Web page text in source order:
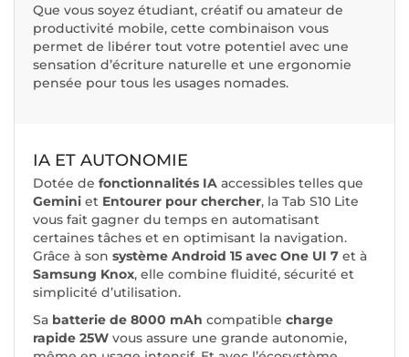
Que vous soyez étudiant, créatif ou amateur de
productivité mobile, cette combinaison vous
permet de libérer tout votre potentiel avec une
sensation d’écriture naturelle et une ergonomie
pensée pour tous les usages nomades.
IA ET AUTONOMIE
Dotée de fonctionnalités IA accessibles telles que
Gemini et Entourer pour chercher, la Tab S10 Lite
vous fait gagner du temps en automatisant
certaines tâches et en optimisant la navigation.
Grâce à son système Android 15 avec One UI 7 et à
Samsung Knox, elle combine fluidité, sécurité et
simplicité d’utilisation.
Sa batterie de 8000 mAh compatible charge
rapide 25W vous assure une grande autonomie,